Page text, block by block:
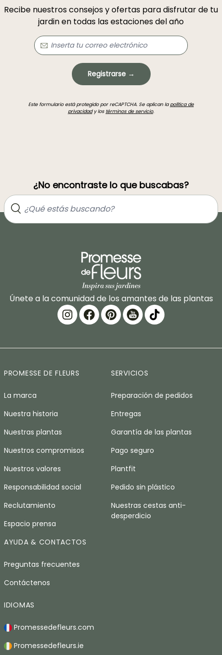
Recibe nuestros consejos y ofertas para disfrutar de tu
jardin en todas las estaciones del año
Registrarse →
Este formulario está protegido por reCAPTCHA. Se aplican lapolítica de
privacidady los términos de servicio.
¿No encontraste lo que buscabas?
Únete a la comunidad de los amantes de las plantas
PROMESSE DE FLEURS
La marca
Nuestra historia
Nuestras plantas
Nuestros compromisos
Nuestros valores
Responsabilidad social
Reclutamiento
Espacio prensa
SERVICIOS
Preparación de pedidos
Entregas
Garantía de las plantas
Pago seguro
Plantfit
Pedido sin plástico
Nuestras cestas anti-
desperdicio
AYUDA & CONTACTOS
Preguntas frecuentes
Contáctenos
IDIOMAS
Promessedefleurs.com
Promessedefleurs.ie